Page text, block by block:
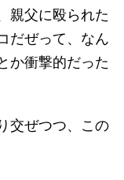
親父に殴られた
だぜって、なん
か衝撃的だった
交ぜつつ、この